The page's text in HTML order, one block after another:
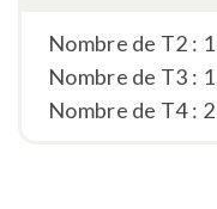
Nombre de T2 : 1
Nombre de T3 : 1
Nombre de T4 : 2